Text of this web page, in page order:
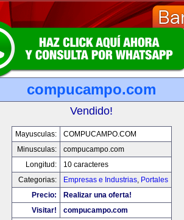
compucampo.com
Vendido!
Mayusculas:
COMPUCAMPO.COM
Minusculas:
compucampo.com
Longitud:
10 caracteres
Categorias:
Empresas e Industrias, Portales
Precio:
Realizar una oferta!
Visitar!
compucampo.com